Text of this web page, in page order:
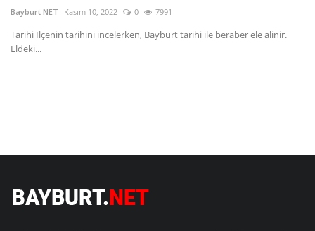
Bayburt NET Kasım 10, 2022 0 7991
Tarihi Ilçenin tarihini incelerken, Bayburt tarihi ile beraber ele alinir.
Eldeki...